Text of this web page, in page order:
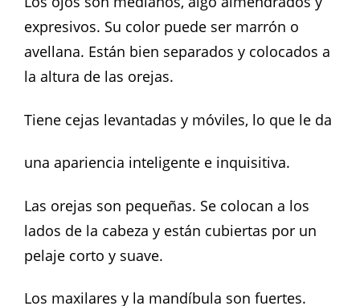
expresivos. Su color puede ser marrón o
avellana. Están bien separados y colocados a
la altura de las orejas.
Tiene cejas levantadas y móviles, lo que le da
una apariencia inteligente e inquisitiva.
Las orejas son pequeñas. Se colocan a los
lados de la cabeza y están cubiertas por un
pelaje corto y suave.
Los maxilares y la mandíbula son fuertes.